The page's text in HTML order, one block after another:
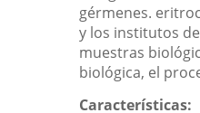
gérmenes.
y los institutos
muestras
biológica, el
Características: